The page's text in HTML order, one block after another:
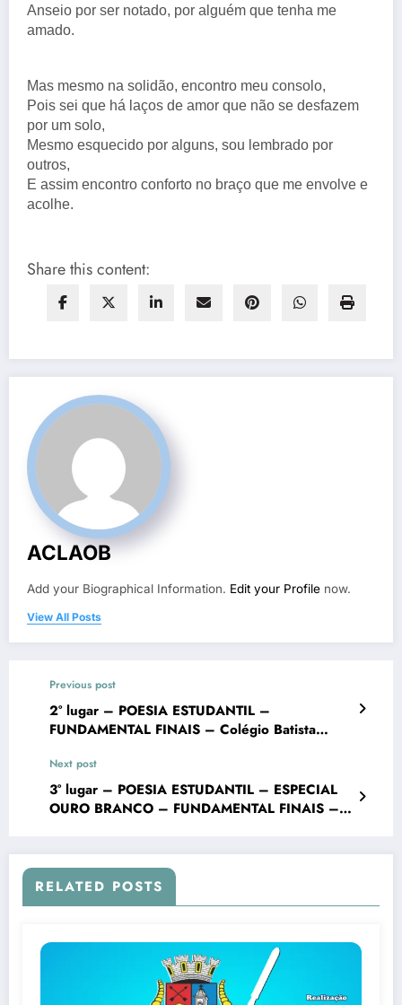
Anseio por ser notado, por alguém que tenha me
amado.
Mas mesmo na solidão, encontro meu consolo,
Pois sei que há laços de amor que não se desfazem
por um solo,
Mesmo esquecido por alguns, sou lembrado por
outros,
E assim encontro conforto no braço que me envolve e
acolhe.
Share this content:
ACLAOB
Add your Biographical Information. Edit your Profile now.
View All Posts
Previous post
2° lugar – POESIA ESTUDANTIL –
FUNDAMENTAL FINAIS – Colégio Batista
Literário “Cidade de Ouro Branco”
Next post
3° lugar – POESIA ESTUDANTIL – ESPECIAL
OURO BRANCO – FUNDAMENTAL FINAIS –
Branco”
RELATED POSTS